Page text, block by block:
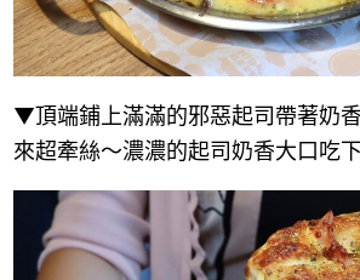
▼頂端鋪上滿滿的邪惡起司帶著奶
來超牽絲～濃濃的起司奶香大口吃